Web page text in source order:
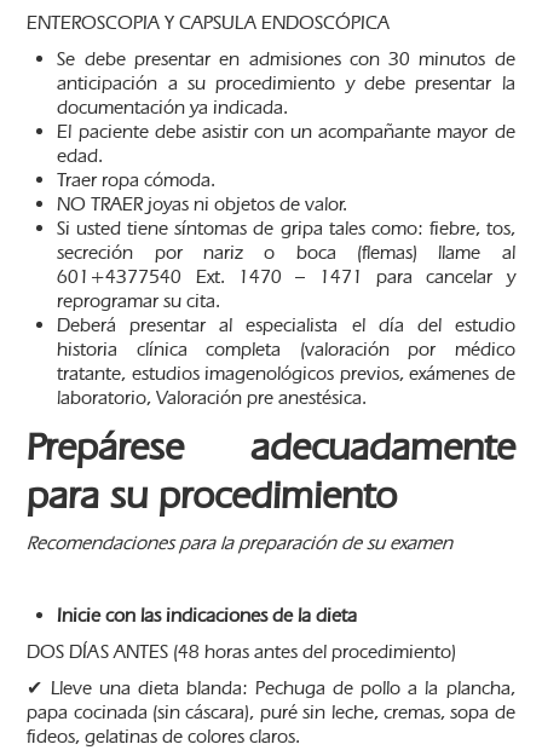
ENTEROSCOPIA Y CAPSULA ENDOSCÓPICA
Se debe presentar en admisiones con 30 minutos de
anticipación a su procedimiento y debe presentar la
documentación ya indicada.
El paciente debe asistir con un acompañante mayor de
edad.
Traer ropa cómoda.
NO TRAER joyas ni objetos de valor.
Si usted tiene síntomas de gripa tales como: fiebre, tos,
secreción por nariz o boca (flemas) llame al
601+4377540 Ext. 1470 – 1471 para cancelar y
reprogramar su cita.
Deberá presentar al especialista el día del estudio
historia clínica completa (valoración por médico
tratante, estudios imagenológicos previos, exámenes de
laboratorio, Valoración pre anestésica.
Prepárese adecuadamente
para su procedimiento
Recomendaciones para la preparación de su examen
Inicie con las indicaciones de la dieta
DOS DÍAS ANTES (48 horas antes del procedimiento)
✔ Lleve una dieta blanda: Pechuga de pollo a la plancha,
papa cocinada (sin cáscara), puré sin leche, cremas, sopa de
fideos, gelatinas de colores claros.